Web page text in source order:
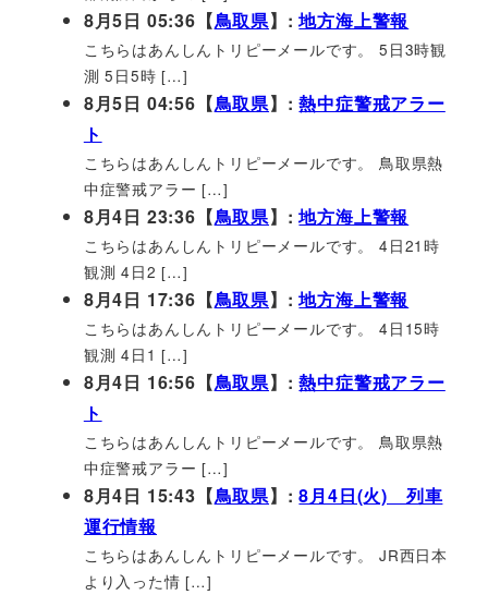
8月5日 05:36【鳥取県】:地方海上警報
こちらはあんしんトリピーメールです。 5日3時観
測 5日5時 […]
8月5日 04:56【鳥取県】:熱中症警戒アラー
ト
こちらはあんしんトリピーメールです。 鳥取県熱
中症警戒アラー […]
8月4日 23:36【鳥取県】:地方海上警報
こちらはあんしんトリピーメールです。 4日21時
観測 4日2 […]
8月4日 17:36【鳥取県】:地方海上警報
こちらはあんしんトリピーメールです。 4日15時
観測 4日1 […]
8月4日 16:56【鳥取県】:熱中症警戒アラー
ト
こちらはあんしんトリピーメールです。 鳥取県熱
中症警戒アラー […]
8月4日 15:43【鳥取県】:8月4日(火) 列車
運行情報
こちらはあんしんトリピーメールです。 JR西日本
より入った情 […]